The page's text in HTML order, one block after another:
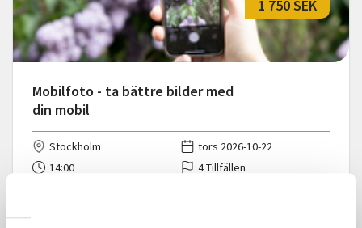
Mobilfoto - ta bättre bilder med
din mobil
1 750 SEK
Stockholm
tors 2026-10-22
14:00
4 Tillfällen